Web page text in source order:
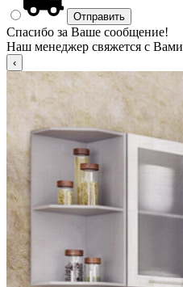
Спасибо за Ваше сообщение!
Наш менеджер свяжется с